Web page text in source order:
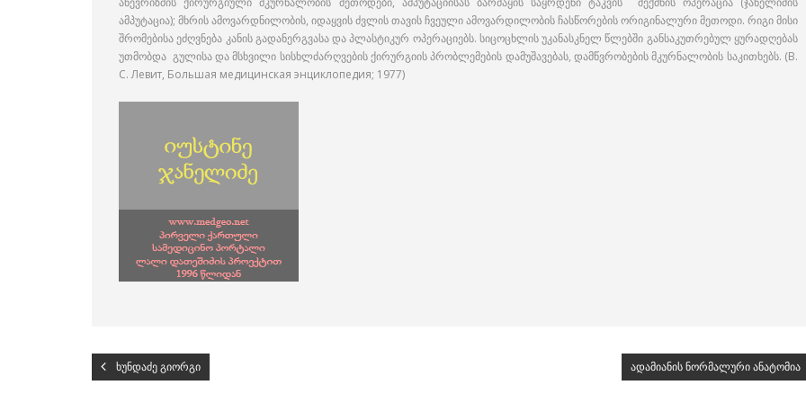
ამპუტაცია); მხრის ამოვარდნილობის, იდაყვის ძვლის თავის ჩვეული ამოვარდილობის ჩასწორების ორიგინალური მეთოდი. რიგი მისი
შრომებისა ეძღვნება კანის გადანერგვასა და პლასტიკურ ოპერაციებს. სიცოცხლის უკანასკნელ წლებში განსაკუთრებულ ყურადღებას
უთმობდა გულისა და მსხვილი სისხლძარღვების ქირურგიის პრობლემების დამუშავებას, დამწვრობების მკურნალობის საკითხებს. (В.
С. Левит, Большая медицинская энциклопедия; 1977)
ხუნდაძე გიორგი ადამიანის ნორმალური ანატომია